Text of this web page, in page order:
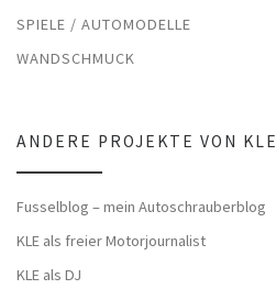
SPIELE / AUTOMODELLE
WANDSCHMUCK
ANDERE PROJEKTE VON KLE
Fusselblog – mein Autoschrauberblog
KLE als freier Motorjournalist
KLE als DJ